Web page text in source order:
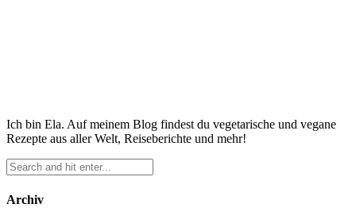
Ich bin Ela. Auf meinem Blog findest du vegetarische und vegane
Rezepte aus aller Welt, Reiseberichte und mehr!
Archiv